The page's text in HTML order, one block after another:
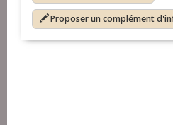
Proposer un complément